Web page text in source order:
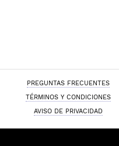
PREGUNTAS FRECUENTES
TÉRMINOS Y CONDICIONES
AVISO DE PRIVACIDAD